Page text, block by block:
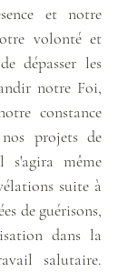
et notre
volonté et
dépasser les
notre Foi,
constance
projets de
même
suite à
de guérisons,
dans la
salutaire.